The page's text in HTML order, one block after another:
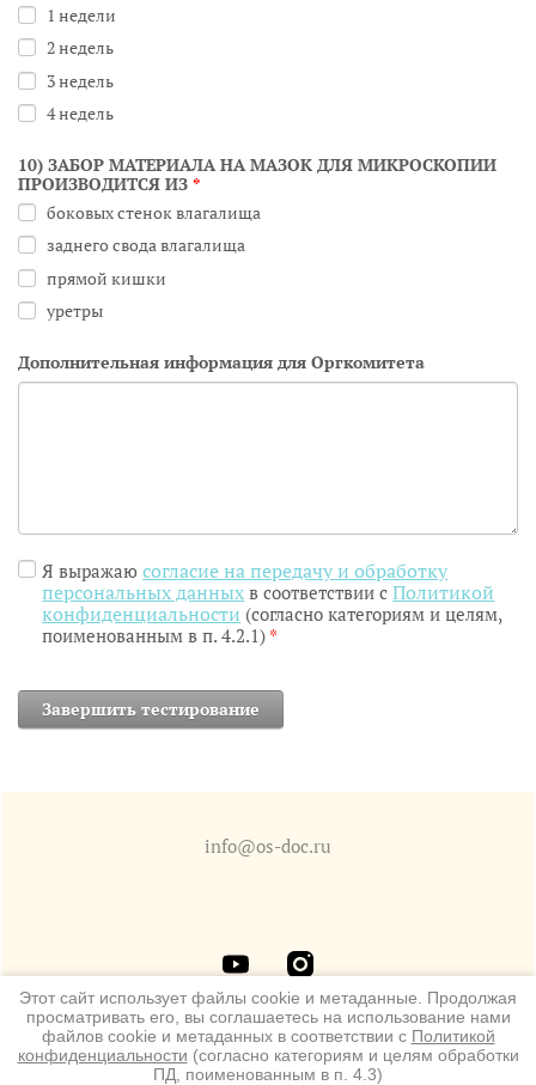
1 недели
2 недель
3 недель
4 недель
10) ЗАБОР МАТЕРИАЛА НА МАЗОК ДЛЯ МИКРОСКОПИИ
ПРОИЗВОДИТСЯ ИЗ*
боковых стенок влагалища
заднего свода влагалища
прямой кишки
уретры
Дополнительная информация для Оргкомитета
Я выражаюсогласие на передачу и обработку
персональных данных в соответствии сПолитикой
конфиденциальности (согласно категориям и целям,
поименованным в п. 4.2.1) *
info@os-doc.ru
Copyright © 2020 - 2026
Политика конфиденциальности
Этот сайт использует файлы cookie и метаданные. Продолжая
просматривать его, вы соглашаетесь на использование нами
файлов cookie и метаданных в соответствии с Политикой
конфиденциальности (согласно категориям и целям обработки
ПД, поименованным в п. 4.3)